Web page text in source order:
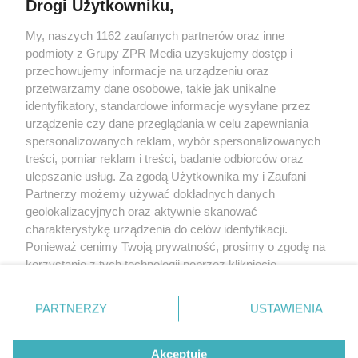
ŻEBY JEDNAK ODRÓŻNIĆ OD
SĄSIADÓW"
Żaden utwór zamieszczony w serwisie nie może być powielany i
rozpowszechniany lub dalej rozpowszechniany w jakikolwiek sposób (w
tym także elektroniczny lub mechaniczny) na jakimkolwiek polu
eksploatacji w jakiejkolwiek formie, włącznie z umieszczaniem w
Internecie bez pisemnej zgody właściciela praw. Jakiekolwiek użycie lub
wykorzystanie utworów w całości lub w części z naruszeniem prawa, tzn.
bez właściwej zgody, jest zabronione pod groźbą kary i może być ścigane
prawnie.
O nas
Informacje prawne
Nasze serwisy
© 2026 Grupa ZPR Media
Drogi Użytkowniku,
My, naszych 1162 zaufanych partnerów oraz inne
podmioty z Grupy ZPR Media uzyskujemy dostęp i
przechowujemy informacje na urządzeniu oraz
przetwarzamy dane osobowe, takie jak unikalne
identyfikatory, standardowe informacje wysyłane przez
urządzenie czy dane przeglądania w celu zapewniania
spersonalizowanych reklam, wybór spersonalizowanych
treści, pomiar reklam i treści, badanie odbiorców oraz
ulepszanie usług. Za zgodą Użytkownika my i Zaufani
Partnerzy możemy używać dokładnych danych
geolokalizacyjnych oraz aktywnie skanować
charakterystykę urządzenia do celów identyfikacji.
Ponieważ cenimy Twoją prywatność, prosimy o zgodę na
korzystanie z tych technologii poprzez kliknięcie
zmienić/wycofać klikając przycisk ustawień prywatności
znajdujący się w lewym dolnym rogu strony
rodzaje przetwarzania danych nie wymagają zgody
użytkownika, ale masz prawo sprzeciwić się takiemu
PARTNERZY USTAWIENIA
Akceptuję